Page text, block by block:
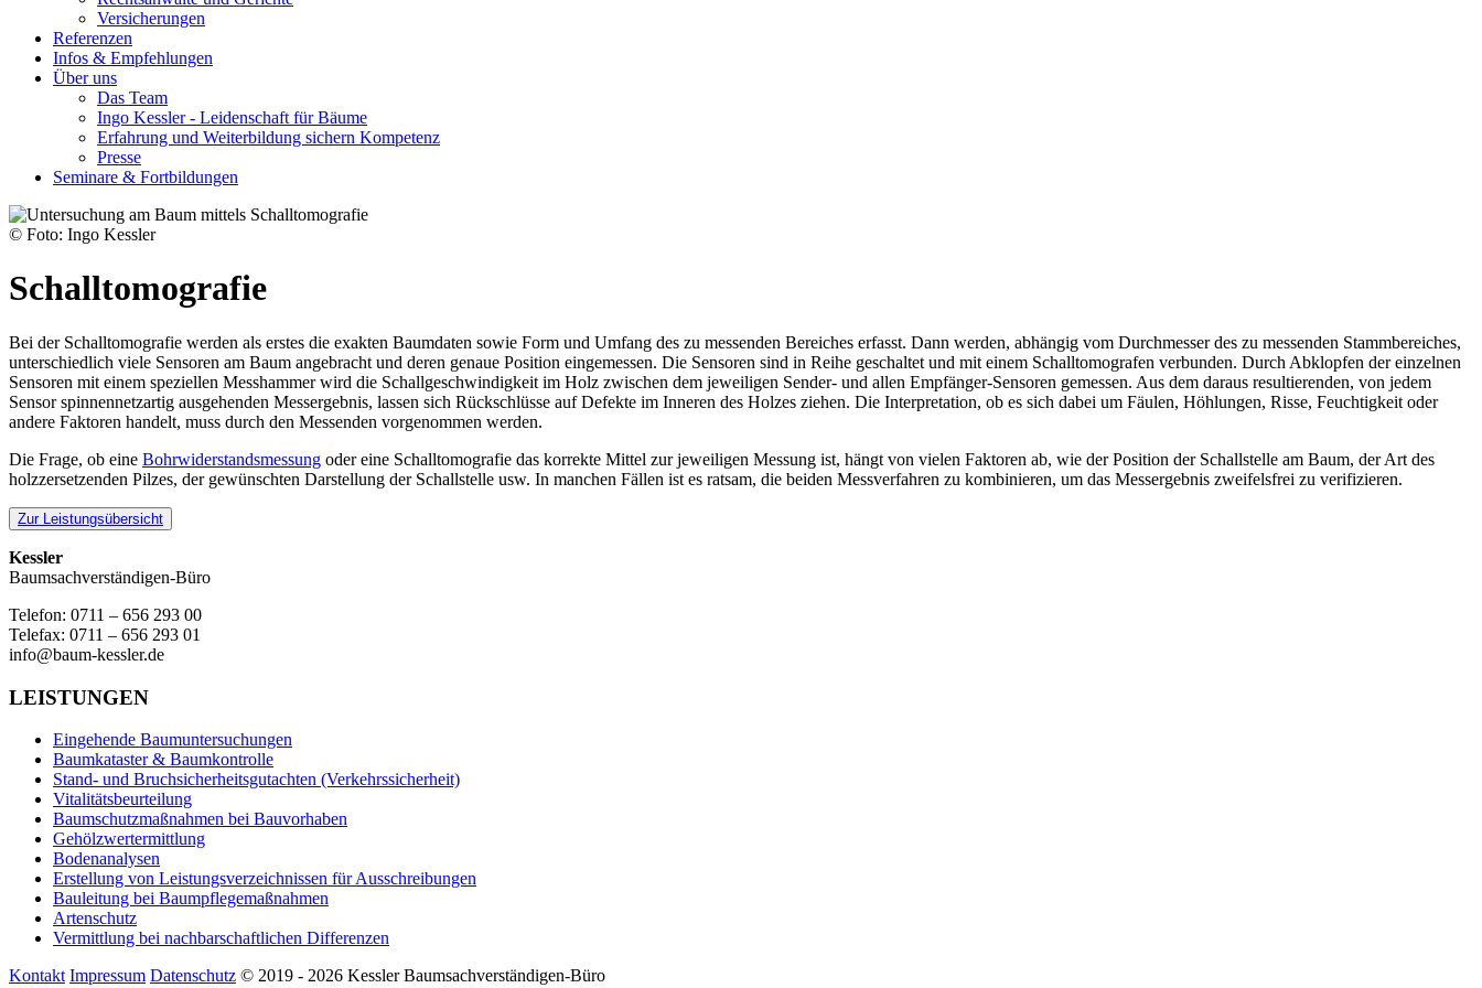
Versicherungen
Referenzen
Infos & Empfehlungen
Über uns
Das Team
Ingo Kessler - Leidenschaft für Bäume
Erfahrung und Weiterbildung sichern Kompetenz
Presse
Seminare & Fortbildungen
© Foto: Ingo Kessler
Schalltomografie
Bei der Schalltomografie werden als erstes die exakten Baumdaten sowie Form und Umfang des zu messenden Bereiches erfasst. Dann werden, abhängig vom Durchmesser des zu messenden Stammbereiches,
unterschiedlich viele Sensoren am Baum angebracht und deren genaue Position eingemessen. Die Sensoren sind in Reihe geschaltet und mit einem Schalltomografen verbunden. Durch Abklopfen der einzelnen
Sensoren mit einem speziellen Messhammer wird die Schallgeschwindigkeit im Holz zwischen dem jeweiligen Sender- und allen Empfänger-Sensoren gemessen. Aus dem daraus resultierenden, von jedem
Sensor spinnennetzartig ausgehenden Messergebnis, lassen sich Rückschlüsse auf Defekte im Inneren des Holzes ziehen. Die Interpretation, ob es sich dabei um Fäulen, Höhlungen, Risse, Feuchtigkeit oder
andere Faktoren handelt, muss durch den Messenden vorgenommen werden.
Die Frage, ob eine Bohrwiderstandsmessung oder eine Schalltomografie das korrekte Mittel zur jeweiligen Messung ist, hängt von vielen Faktoren ab, wie der Position der Schallstelle am Baum, der Art des
holzzersetzenden Pilzes, der gewünschten Darstellung der Schallstelle usw. In manchen Fällen ist es ratsam, die beiden Messverfahren zu kombinieren, um das Messergebnis zweifelsfrei zu verifizieren.
Zur Leistungsübersicht
Kessler
Baumsachverständigen-Büro
Telefon: 0711 – 656 293 00
Telefax: 0711 – 656 293 01
info@baum-kessler.de
LEISTUNGEN
Eingehende Baumuntersuchungen
Baumkataster & Baumkontrolle
Stand- und Bruchsicherheitsgutachten (Verkehrssicherheit)
Vitalitätsbeurteilung
Baumschutzmaßnahmen bei Bauvorhaben
Gehölzwertermittlung
Bodenanalysen
Erstellung von Leistungsverzeichnissen für Ausschreibungen
Bauleitung bei Baumpflegemaßnahmen
Artenschutz
Vermittlung bei nachbarschaftlichen Differenzen
Kontakt Impressum Datenschutz © 2019 - 2026 Kessler Baumsachverständigen-Büro